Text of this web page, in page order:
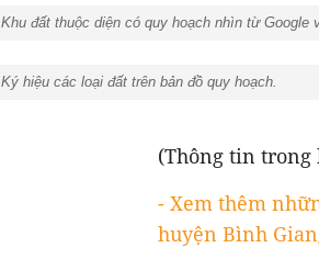
Khu đất thuộc diện có quy hoạch nhìn từ Google
Ký hiệu các loại đất trên bản đồ quy hoạch.
(Thông tin trong
- Xem thêm
huyện Bình